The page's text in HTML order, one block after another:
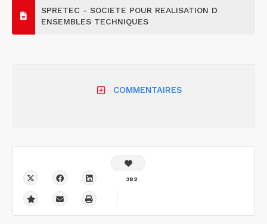
SPRETEC - SOCIETE POUR REALISATION D
ENSEMBLES TECHNIQUES
COMMENTAIRES
382